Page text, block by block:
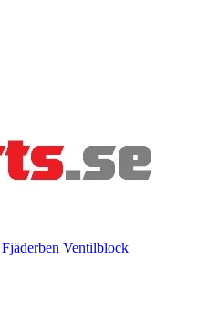
Fjäderben Ventilblock